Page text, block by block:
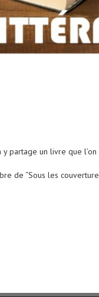
partage un livre que
de “Sous les